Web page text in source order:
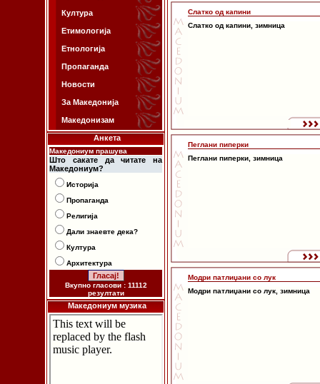
Култура
Етимологија
Етнологија
Пропаганда
Новости
За Македонија
Македонизам
Анкета
Македониум прашува
Што сакате да читате на
Македониум?
Историја
Пропаганда
Религија
Дали знаевте дека?
Култура
Архитектура
Вкупно гласови : 11112
резултати
Македониум музика
Слатко од капини
Слатко од капини, зимница
Пеглани пиперки
Пеглани пиперки, зимница
Модри патлиџани со лук
Модри патлиџани со лук, зимница